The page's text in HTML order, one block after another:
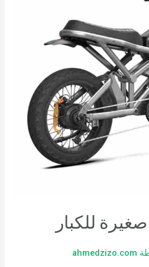
للكبار
ahmedzizo.com